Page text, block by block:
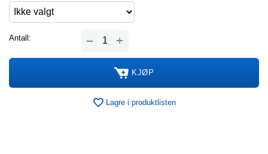
Antall: +
−
KJØP
Lagre i produktlisten